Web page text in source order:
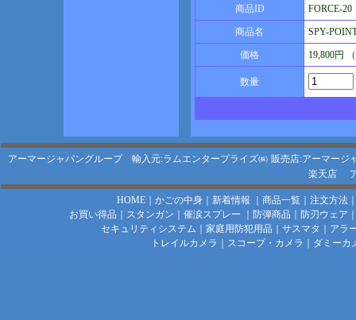
商品ID FORCE-20
商品名 SPY-
価格 19,800円
数量
アーマージャパングループ 輸入元:ラムエンタープライズ㈱ 販売店:アーマージ
楽天店
HOME｜ かごの中身｜ 新着情報 商品一覧｜ 注文方法
お買い得品
スタンガン 催涙スプレー 防弾商品 防刃ウェア
セキュリティシステム
家庭用防犯用品 サスマタ
アラ
トレイルカメラ
スコープ・カメラ ダミーカ